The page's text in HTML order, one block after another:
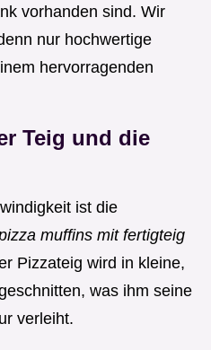
vorhanden sind. Wir
nur hochwertige
hervorragenden
Teig und die
ist die
muffins mit fertigteig
Pizzateig wird in kleine,
was ihm seine
verleiht.